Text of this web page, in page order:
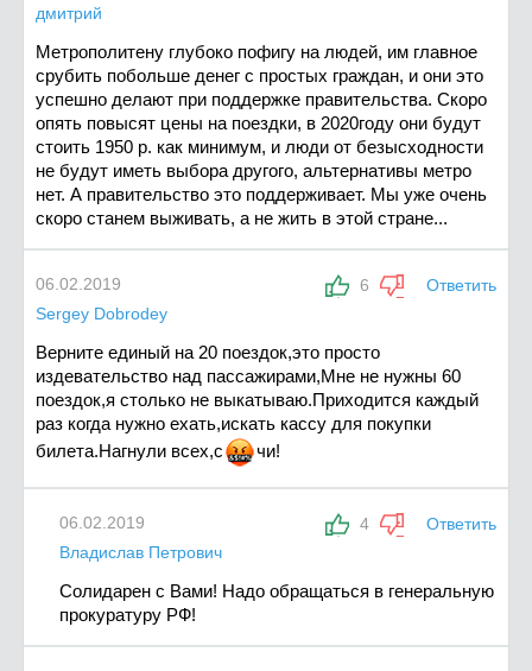
дмитрий
Метрополитену глубоко пофигу на людей, им главное
срубить побольше денег с простых граждан, и они это
успешно делают при поддержке правительства. Скоро
опять повысят цены на поездки, в 2020году они будут
стоить 1950 р. как минимум, и люди от безысходности
не будут иметь выбора другого, альтернативы метро
нет. А правительство это поддерживает. Мы уже очень
скоро станем выживать, а не жить в этой стране...
6 Ответить
06.02.2019
Sergey Dobrodey
Верните единый на 20 поездок,это просто
издевательство над пассажирами,Мне не нужны 60
поездок,я столько не выкатываю.Приходится каждый
раз когда нужно ехать,искать кассу для покупки
билета.Нагнули всех,с чи!
4 Ответить
06.02.2019
Владислав Петрович
Солидарен с Вами! Надо обращаться в генеральную
прокуратуру РФ!